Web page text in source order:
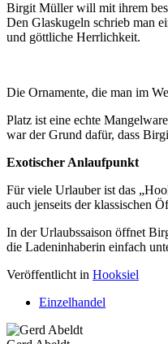
Birgit Müller will mit ihrem
Den Glaskugeln schrieb man
und göttliche Herrlichkeit.
Die Ornamente, die man im
Platz ist eine echte
war der Grund dafür, dass
Exotischer Anlaufpunkt
Für viele Urlauber ist das
auch jenseits der klassischen
In der Urlaubssaison öffnet
die Ladeninhaberin einfach
Veröffentlicht in Hooksiel
Einzelhandel